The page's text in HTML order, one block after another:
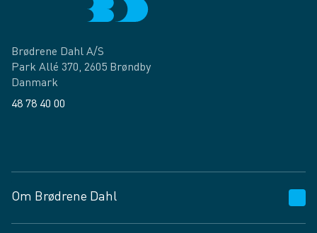
Brødrene Dahl A/S
Park Allé 370, 2605 Brøndby
Danmark
48 78 40 00
Om Brødrene Dahl